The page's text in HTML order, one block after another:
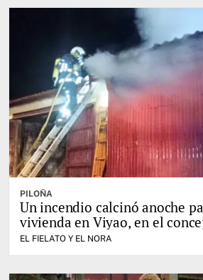
PILOÑA
Un incendio calcinó anoche
vivienda en Viyao, en el
EL FIELATO Y EL NORA